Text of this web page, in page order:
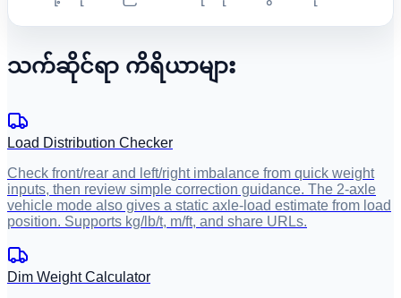
သက်ဆိုင်ရာ ကိရိယာများ
Load Distribution Checker
Check front/rear and left/right imbalance from quick weight
inputs, then review simple correction guidance. The 2-axle
vehicle mode also gives a static axle-load estimate from load
position. Supports kg/lb/t, m/ft, and share URLs.
Dim Weight Calculator